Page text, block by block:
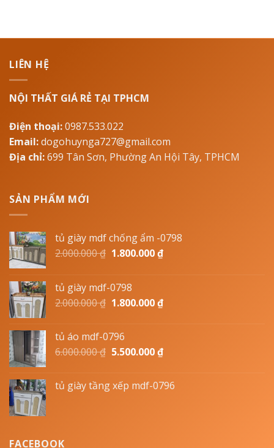
LIÊN HỆ
NỘI THẤT GIÁ RẺ TẠI TPHCM
Điện thoại:0987.533.022
Email:dogohuynga727@gmail.com
Địa chỉ:699 Tân Sơn, Phường An Hội Tây, TPHCM
SẢN PHẨM MỚI
tủ giày mdf chống ẩm -0798
2.000.000₫ 1.800.000₫
tủ giày mdf-0798
2.000.000₫ 1.800.000₫
tủ áo mdf-0796
6.000.000₫ 5.500.000₫
tủ giày tầng xếp mdf-0796
FACEBOOK